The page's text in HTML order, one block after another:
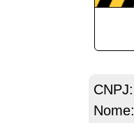
CNPJ:
Nome: